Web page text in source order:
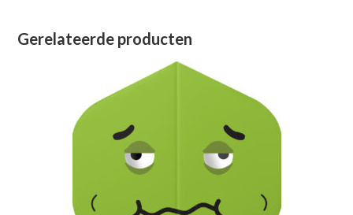
Gerelateerde producten